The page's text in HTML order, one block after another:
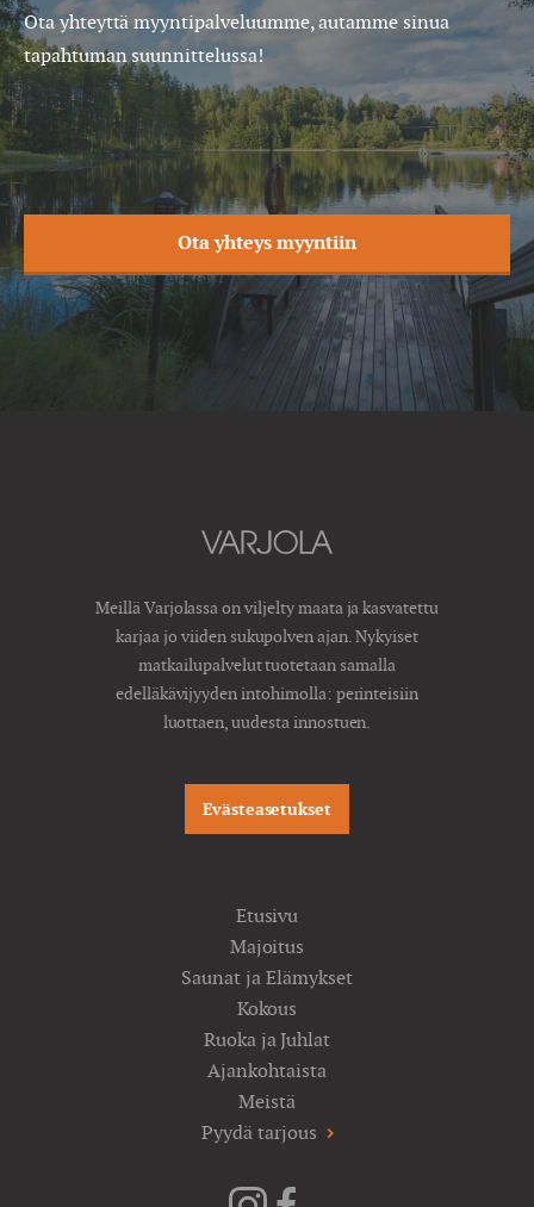
Ota yhteyttä myyntipalveluumme, autamme sinua
tapahtuman suunnittelussa!
Ota yhteys myyntiin
Meillä Varjolassa on viljelty maata ja kasvatettu
karjaa jo viiden sukupolven ajan. Nykyiset
matkailupalvelut tuotetaan samalla
edelläkävijyyden intohimolla: perinteisiin
luottaen, uudesta innostuen.
Evästeasetukset
Etusivu
Majoitus
Saunat ja Elämykset
Kokous
Ruoka ja Juhlat
Ajankohtaista
Meistä
Pyydä tarjous